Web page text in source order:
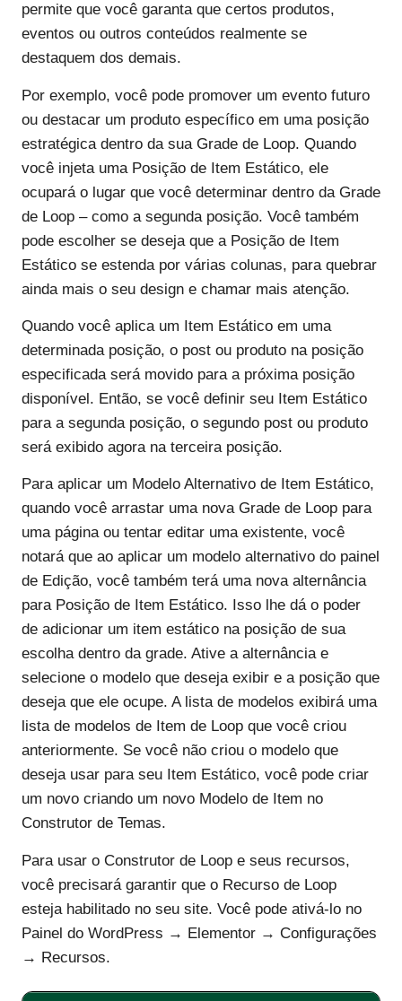
permite que você garanta que certos produtos,
eventos ou outros conteúdos realmente se
destaquem dos demais.
Por exemplo, você pode promover um evento futuro
ou destacar um produto específico em uma posição
estratégica dentro da sua Grade de Loop. Quando
você injeta uma Posição de Item Estático, ele
ocupará o lugar que você determinar dentro da Grade
de Loop – como a segunda posição. Você também
pode escolher se deseja que a Posição de Item
Estático se estenda por várias colunas, para quebrar
ainda mais o seu design e chamar mais atenção.
Quando você aplica um Item Estático em uma
determinada posição, o post ou produto na posição
especificada será movido para a próxima posição
disponível. Então, se você definir seu Item Estático
para a segunda posição, o segundo post ou produto
será exibido agora na terceira posição.
Para aplicar um Modelo Alternativo de Item Estático,
quando você arrastar uma nova Grade de Loop para
uma página ou tentar editar uma existente, você
notará que ao aplicar um modelo alternativo do painel
de Edição, você também terá uma nova alternância
para Posição de Item Estático. Isso lhe dá o poder
de adicionar um item estático na posição de sua
escolha dentro da grade. Ative a alternância e
selecione o modelo que deseja exibir e a posição que
deseja que ele ocupe. A lista de modelos exibirá uma
lista de modelos de Item de Loop que você criou
anteriormente. Se você não criou o modelo que
deseja usar para seu Item Estático, você pode criar
um novo criando um novo Modelo de Item no
Construtor de Temas.
Para usar o Construtor de Loop e seus recursos,
você precisará garantir que o Recurso de Loop
esteja habilitado no seu site. Você pode ativá-lo no
Painel do WordPress → Elementor → Configurações
→ Recursos.